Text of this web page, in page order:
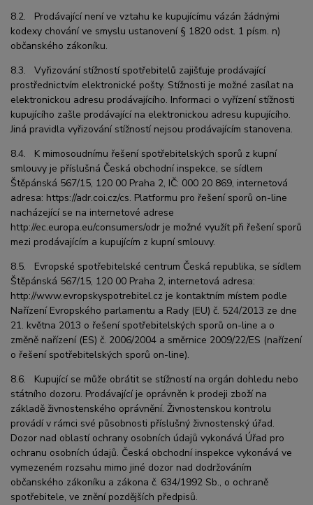
8.2. Prodávající není ve vztahu ke kupujícímu vázán žádnými
kodexy chování ve smyslu ustanovení § 1820 odst. 1 písm. n)
občanského zákoníku.
8.3. Vyřizování stížností spotřebitelů zajišťuje prodávající
prostřednictvím elektronické pošty. Stížnosti je možné zasílat na
elektronickou adresu prodávajícího. Informaci o vyřízení stížnosti
kupujícího zašle prodávající na elektronickou adresu kupujícího.
Jiná pravidla vyřizování stížností nejsou prodávajícím stanovena.
8.4. K mimosoudnímu řešení spotřebitelských sporů z kupní
smlouvy je příslušná Česká obchodní inspekce, se sídlem
Štěpánská 567/15, 120 00 Praha 2, IČ: 000 20 869, internetová
adresa: https://adr.coi.cz/cs. Platformu pro řešení sporů on-line
nacházející se na internetové adrese
http://ec.europa.eu/consumers/odr je možné využít při řešení sporů
mezi prodávajícím a kupujícím z kupní smlouvy.
8.5. Evropské spotřebitelské centrum Česká republika, se sídlem
Štěpánská 567/15, 120 00 Praha 2, internetová adresa:
http://www.evropskyspotrebitel.cz je kontaktním místem podle
Nařízení Evropského parlamentu a Rady (EU) č. 524/2013 ze dne
21. května 2013 o řešení spotřebitelských sporů on-line a o
změně nařízení (ES) č. 2006/2004 a směrnice 2009/22/ES (nařízení
o řešení spotřebitelských sporů on-line).
8.6. Kupující se může obrátit se stížností na orgán dohledu nebo
státního dozoru. Prodávající je oprávněn k prodeji zboží na
základě živnostenského oprávnění. Živnostenskou kontrolu
provádí v rámci své působnosti příslušný živnostenský úřad.
Dozor nad oblastí ochrany osobních údajů vykonává Úřad pro
ochranu osobních údajů. Česká obchodní inspekce vykonává ve
vymezeném rozsahu mimo jiné dozor nad dodržováním
občanského zákoníku a zákona č. 634/1992 Sb., o ochraně
spotřebitele, ve znění pozdějších předpisů.